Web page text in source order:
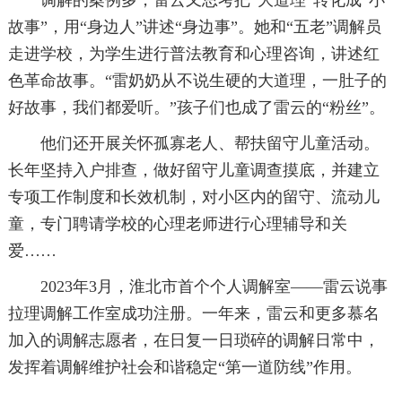
故事”，用“身边人”讲述“身边事”。她和“五老”调解员
走进学校，为学生进行普法教育和心理咨询，讲述红
色革命故事。“雷奶奶从不说生硬的大道理，一肚子的
好故事，我们都爱听。”孩子们也成了雷云的“粉丝”。
他们还开展关怀孤寡老人、帮扶留守儿童活动。
长年坚持入户排查，做好留守儿童调查摸底，并建立
专项工作制度和长效机制，对小区内的留守、流动儿
童，专门聘请学校的心理老师进行心理辅导和关
爱……
2023年3月，淮北市首个个人调解室——雷云说事
拉理调解工作室成功注册。一年来，雷云和更多慕名
加入的调解志愿者，在日复一日琐碎的调解日常中，
发挥着调解维护社会和谐稳定“第一道防线”作用。